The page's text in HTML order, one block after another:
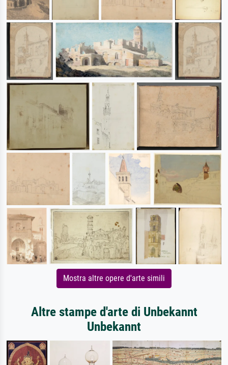
Mostra altre opere d'arte simili
Altre stampe d'arte di Unbekannt
Unbekannt